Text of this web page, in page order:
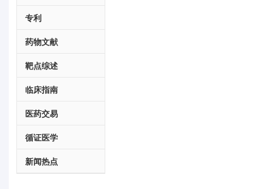
专利
药物文献
靶点综述
临床指南
医药交易
循证医学
新闻热点